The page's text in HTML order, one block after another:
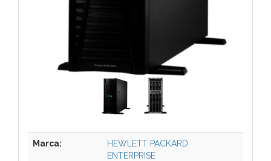
Marca:
HEWLETT PACKARD
ENTERPRISE